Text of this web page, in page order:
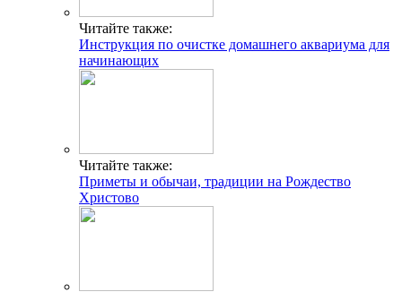
Читайте также:
Инструкция по очистке домашнего аквариума для
начинающих
Читайте также:
Приметы и обычаи, традиции на Рождество
Христово